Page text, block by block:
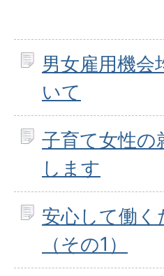
男女雇用機会
いて
子育て女性の
します
安心して働く
（その1）